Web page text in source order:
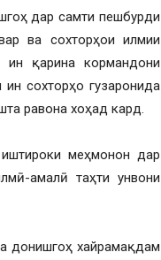
дар самти пешбурди
ва сохторҳои илмии
қарина кормандони
сохторҳо гузаронида
равона хоҳад кард.
меҳмонон дар
амалӣ таҳти унвони
донишгоҳ хайрамақдам